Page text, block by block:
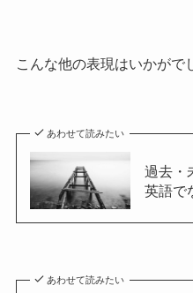
こんな他の表現はいかがで
あわせて読みたい
過去・
英語で
あわせて読みたい